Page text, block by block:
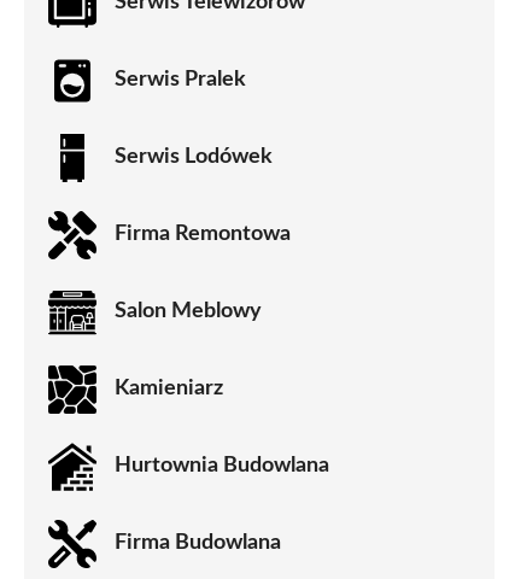
Serwis Pralek
Serwis Lodówek
Firma Remontowa
Salon Meblowy
Kamieniarz
Hurtownia Budowlana
Firma Budowlana